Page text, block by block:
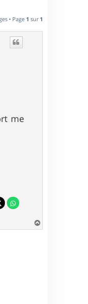
• Page 1 sur 1
me
a